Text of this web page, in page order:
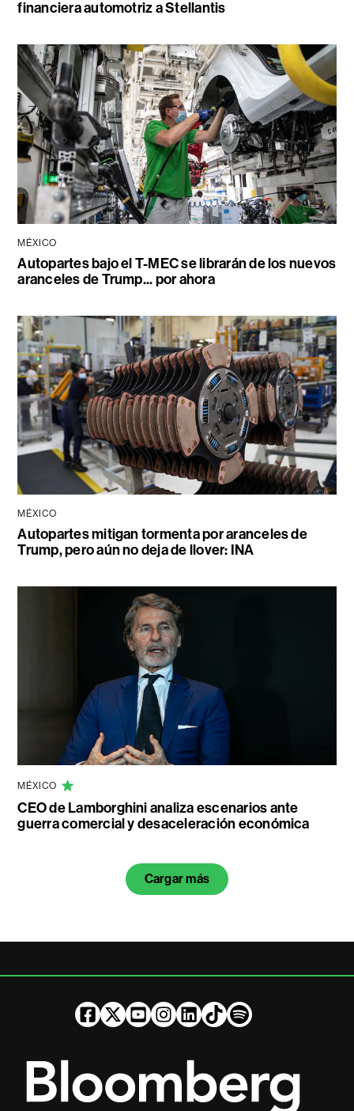
financiera automotriz a Stellantis
MÉXICO
Autopartes bajo el T-MEC se librarán de los nuevos
aranceles de Trump... por ahora
MÉXICO
Autopartes mitigan tormenta por aranceles de
Trump, pero aún no deja de llover: INA
MÉXICO
CEO de Lamborghini analiza escenarios ante
guerra comercial y desaceleración económica
Cargar más